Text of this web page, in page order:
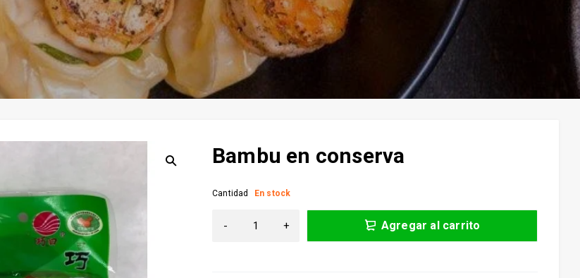
Bambu en conserva
Cantidad En stock
Agregar al carrito